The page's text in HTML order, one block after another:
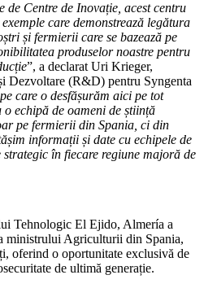
de Centre de Inovație, acest centru
care demonstrează legătura
și fermierii care se bazează pe
produselor noastre pentru
”, a declarat Uri Krieger,
Dezvoltare (R&D) pentru Syngenta
care o desfășurăm aici pe tot
echipă de oameni de știință
pe fermierii din Spania, ci din
informații și date cu echipele de
strategic în fiecare regiune majoră de
Tehnologic El Ejido, Almería a
ministrului Agriculturii din Spania,
oferind o oportunitate exclusivă de
de ultimă generație.